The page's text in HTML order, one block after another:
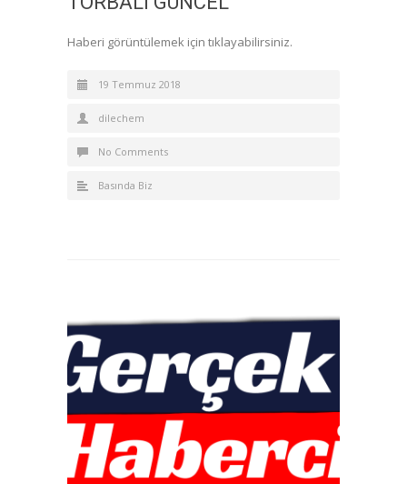
Haberi görüntülemek için tıklayabilirsiniz.
19 Temmuz 2018
dilechem
No Comments
Basında Biz